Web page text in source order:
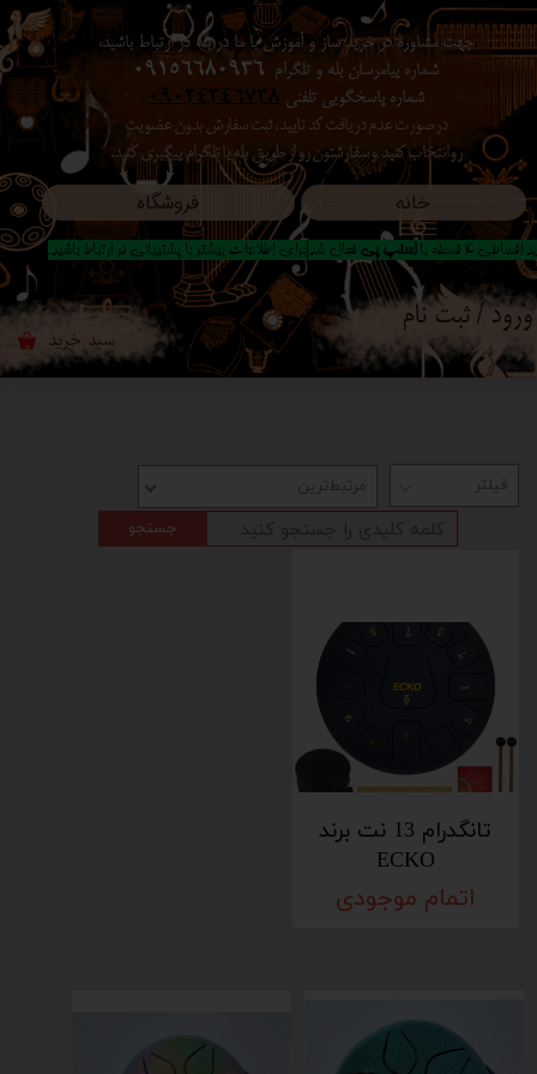
خانه فروشگاه
جهت مشاوره در خرید ساز و آموزش با ما در بله در ارتباط باشید،
شماره پیامرسان بله و تلگرام 09156680936
شماره پاسخگویی تلفنی 09024346738
در صورت عدم دریافت کد تایید ، ثبت سفارش بدون عضویت
رو انتخاب کنید ​​​​​​​ و سفارشتون رو از طریق بله یا تلگرام پیگیری کنید.
۰ سبد خرید
ورود / ثبت نام
حساب کاربری من
تغییر گذر واژه
سفارشات
خروج از حساب کاربری
اقساطی 4 قسطه با اسنپ پی فعال شد|برای اطلاعات بیشتر با پشتیبانی در ارتباط باشید..
مرتبط‌ترین
تانگدرام 13 نت برند
ECKO
اتمام موجودی
جستجو